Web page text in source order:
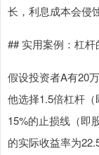
长，利息成本会侵
## 实用案例：杠
假设投资者A有20
他选择1.5倍杠杆
15%的止损线（即
的实际收益率为